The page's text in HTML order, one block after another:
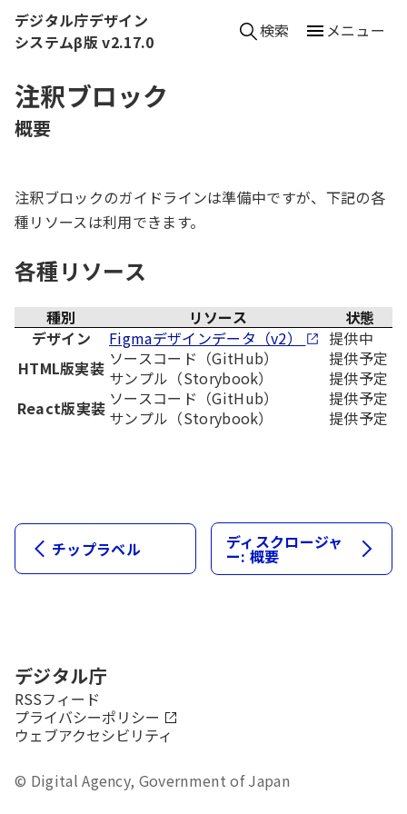
本文へ移動
デジタル庁デザイン
システムβ版 v2.17.0
検索 メニュー
注釈ブロック
（
概要
注釈ブロックのガイドラインは準備中ですが、下記の各
種リソースは利用できます。
各種リソース
種別 リソース
状態
デザイン
Figmaデザインデータ（v2）
提供中
HTML版実装 ソースコード（GitHub）
提供予定
サンプル（Storybook）
提供予定
React版実装 ソースコード（GitHub）
提供予定
サンプル（Storybook）
提供予定
チップラベル ディスクロージャ
ー: 概要
デジタル庁
RSSフィード
プライバシーポリシー
ウェブアクセシビリティ
© Digital Agency, Government of Japan